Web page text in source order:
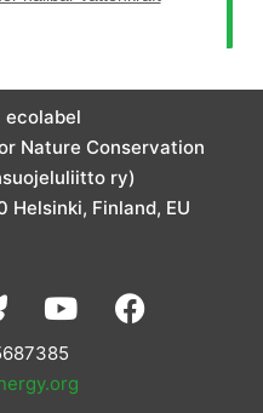
ecolabel
Nature Conservation
ry)
Helsinki, Finland, EU
Y
o
u
t
F
a